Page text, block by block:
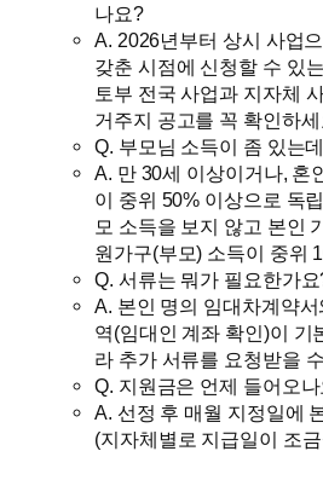
나요?
A. 2026년부터 상시 사업
갖춘 시점에 신청할 수 있
토부 전국 사업과 지자체
거주지 공고를 꼭 확인하세
Q. 부모님 소득이 좀 있는
A. 만 30세 이상이거나, 혼
이 중위 50% 이상으로 독
모 소득을 보지 않고 본인
원가구(부모) 소득이 중위
Q. 서류는 뭐가 필요한가
A. 본인 명의 임대차계약
역(임대인 계좌 확인)이 기
라 추가 서류를 요청받을
Q. 지원금은 언제 들어오
A. 선정 후 매월 지정일에
(지자체별로 지급일이 조